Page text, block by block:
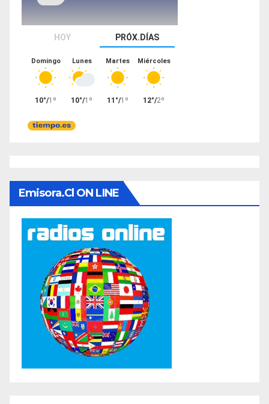
Emisora.cl ON LINE